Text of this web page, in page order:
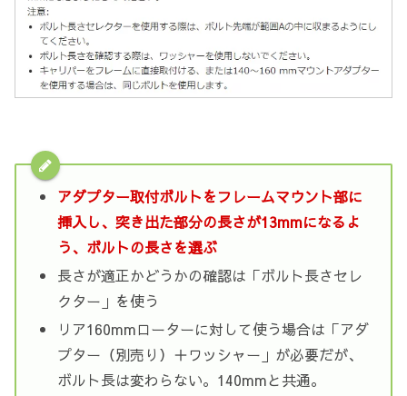
アダプター取付ボルトをフレームマウント部に
挿入し、突き出た部分の長さが13mmになるよ
う、ボルトの長さを選ぶ
長さが適正かどうかの確認は「ボルト長さセレ
クター」を使う
リア160mmローターに対して使う場合は「アダ
プター（別売り）＋ワッシャー」が必要だが、
ボルト長は変わらない。140mmと共通。